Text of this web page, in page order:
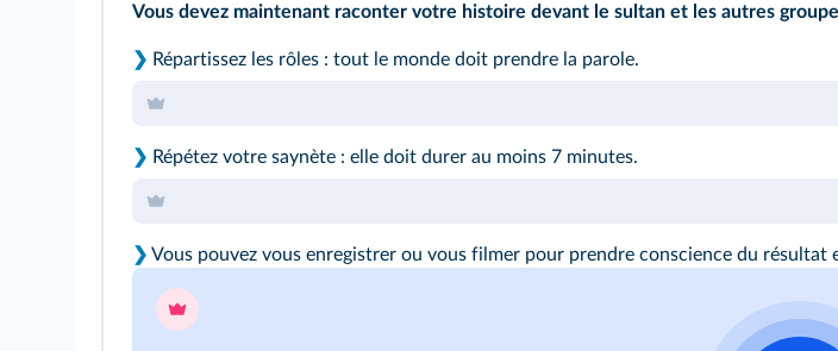
Vous devez maintenant raconter votre histoire devant le sultan et les autres
❯ Répartissez les rôles : tout le monde doit prendre la parole.
❯ Répétez votre saynète : elle doit durer au moins 7 minutes.
❯ Vous pouvez vous enregistrer ou vous filmer pour prendre conscience du résultat